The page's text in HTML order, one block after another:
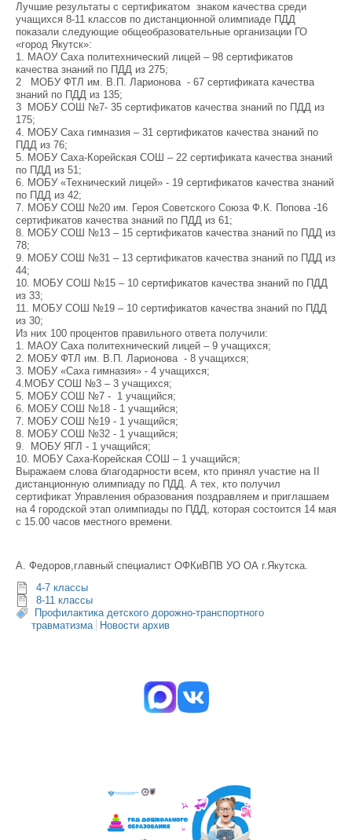
Лучшие результаты с сертификатом знаком качества среди
учащихся 8-11 классов по дистанционной олимпиаде ПДД
показали следующие общеобразовательные организации ГО
«город Якутск»:
1. МАОУ Саха политехнический лицей – 98 сертификатов
качества знаний по ПДД из 275;
2 МОБУ ФТЛ им. В.П. Ларионова - 67 сертификата качества
знаний по ПДД из 135;
3 МОБУ СОШ №7- 35 сертификатов качества знаний по ПДД из
175;
4. МОБУ Саха гимназия – 31 сертификатов качества знаний по
ПДД из 76;
5. МОБУ Саха-Корейская СОШ – 22 сертификата качества знаний
по ПДД из 51;
6. МОБУ «Технический лицей» - 19 сертификатов качества знаний
по ПДД из 42;
7. МОБУ СОШ №20 им. Героя Советского Союза Ф.К. Попова -16
сертификатов качества знаний по ПДД из 61;
8. МОБУ СОШ №13 – 15 сертификатов качества знаний по ПДД из
78;
9. МОБУ СОШ №31 – 13 сертификатов качества знаний по ПДД из
44;
10. МОБУ СОШ №15 – 10 сертификатов качества знаний по ПДД
из 33;
11. МОБУ СОШ №19 – 10 сертификатов качества знаний по ПДД
из 30;
Из них 100 процентов правильного ответа получили:
1. МАОУ Саха политехнический лицей – 9 учащихся;
2. МОБУ ФТЛ им. В.П. Ларионова - 8 учащихся;
3. МОБУ «Саха гимназия» - 4 учащихся;
4.МОБУ СОШ №3 – 3 учащихся;
5. МОБУ СОШ №7 - 1 учащийся;
6. МОБУ СОШ №18 - 1 учащийся;
7. МОБУ СОШ №19 - 1 учащийся;
8. МОБУ СОШ №32 - 1 учащийся;
9. МОБУ ЯГЛ - 1 учащийся;
10. МОБУ Саха-Корейская СОШ – 1 учащийся;
Выражаем слова благодарности всем, кто принял участие на II
дистанционную олимпиаду по ПДД. А тех, кто получил
сертификат Управления образования поздравляем и приглашаем
на 4 городской этап олимпиады по ПДД, которая состоится 14 мая
с 15.00 часов местного времени.
А. Федоров,главный специалист ОФКиВПВ УО ОА г.Якутска.
4-7 классы
8-11 классы
Профилактика детского дорожно-транспортного
травматизма
Новости архив